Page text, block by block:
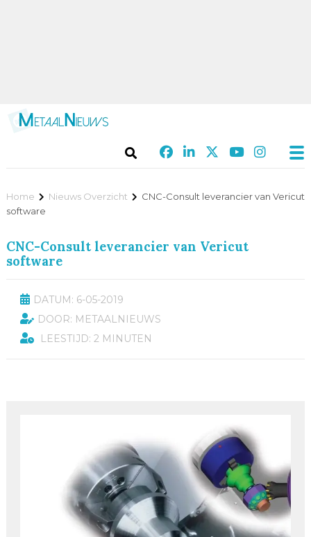
Home Nieuws Overzicht
CNC-Consult leverancier van Vericut
software
CNC-Consult leverancier van Vericut
software
DATUM: 6-05-2019
DOOR: METAALNIEUWS
LEESTIJD: 2 MINUTEN